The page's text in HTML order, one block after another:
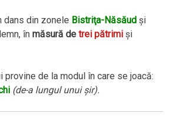
dans din zonele Bistriţa-Năsăud şi
înmăsură detrei pătrimi şi
provine de la modul în care se joacă:
(de-a lungul unui şir).